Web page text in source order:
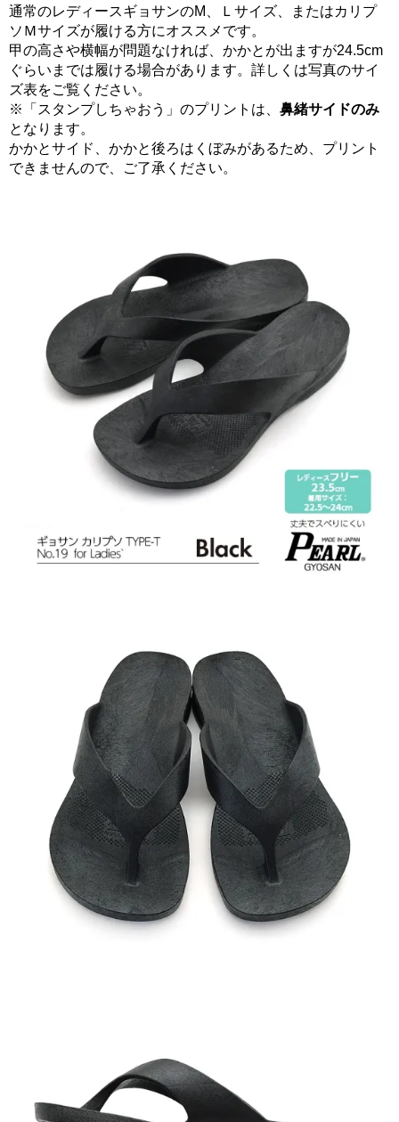
通常のレディースギョサンのM、Ｌサイズ、またはカリプ
ソＭサイズが履ける方にオススメです。
甲の高さや横幅が問題なければ、かかとが出ますが24.5cm
ぐらいまでは履ける場合があります。詳しくは写真のサイ
ズ表をご覧ください。
※「スタンプしちゃおう」のプリントは、 鼻緒サイドのみ
となります。
かかとサイド、かかと後ろはくぼみがあるため、プリント
できませんので、ご了承ください。